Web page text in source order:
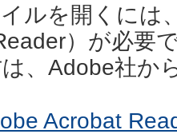
ルを開くには
）が必要
、Adobe社か
Acrobat